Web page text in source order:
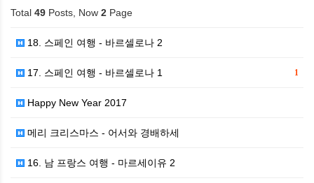
Total 49 Posts, Now 2 Page
18. 스페인 여행 - 바르셀로나 2
1
17. 스페인 여행 - 바르셀로나 1
Happy New Year 2017
메리 크리스마스 - 어서와 경배하세
16. 남 프랑스 여행 - 마르세이유 2